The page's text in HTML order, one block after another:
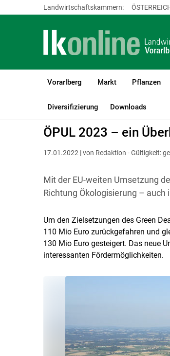
Landwirtschaftskammern:
Vorarlberg Markt Pflanzen
Diversifizierung Downloads
LK Vorarlberg Förderungen ÖPUL
ÖPUL 2023 – ein
17.01.2022 | von Redaktion - Gültigkeit:
Mit der EU-weiten Umsetzung
Richtung Ökologisierung – auch
Um den Zielsetzungen des Green
110 Mio Euro zurückgefahren und
130 Mio Euro gesteigert. Das neue
interessanten Fördermöglichkeiten.